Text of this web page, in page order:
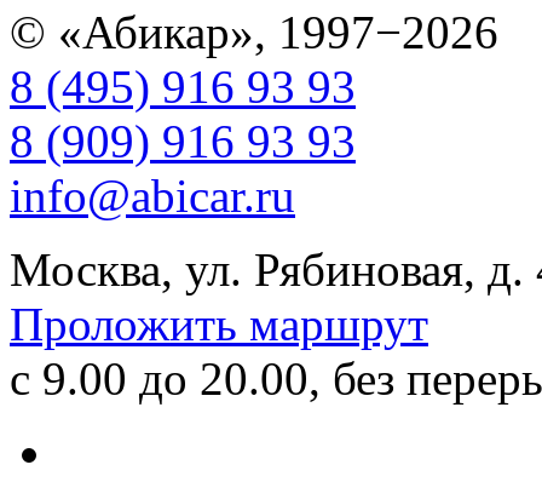
© «Абикар», 1997−2026
8 (495) 916 93 93
8 (909) 916 93 93
info@abicar.ru
Москва, ул. Рябиновая, д.
Проложить маршрут
с 9.00 до 20.00, без